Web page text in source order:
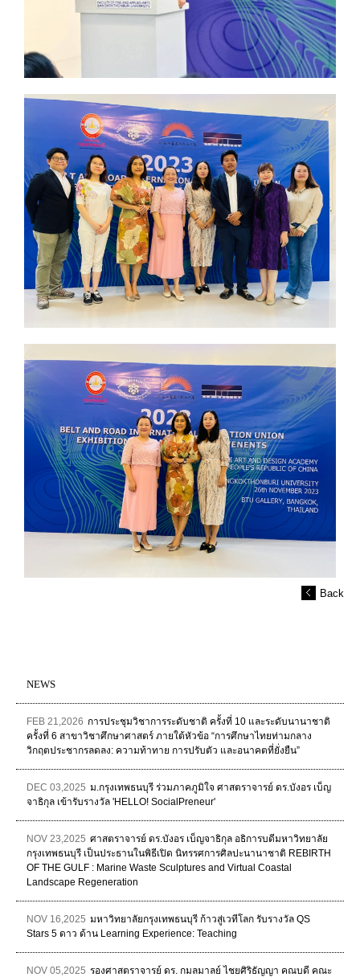
Back
NEWS
FEB 21,2026 การประชุมวิชาการระดับชาติ ครั้งที่ 10 และระดับนานาชาติ
ครั้งที่ 6 สาขาวิชาศึกษาศาสตร์ ภายใต้หัวข้อ “การศึกษาไทยท่ามกลาง
วิกฤตประชากรลดลง: ความท้าทาย การปรับตัว และอนาคตที่ยั่งยืน”
DEC 03,2025 ม.กรุงเทพธนบุรี ร่วมภาคภูมิใจ ศาสตราจารย์ ดร.บังอร เบ็ญ
จาธิกุล เข้ารับรางวัล 'HELLO! SocialPreneur'
NOV 23,2025 ศาสตราจารย์ ดร.บังอร เบ็ญจาธิกุล อธิการบดีมหาวิทยาลัย
กรุงเทพธนบุรี เป็นประธานในพิธีเปิด นิทรรศการศิลปะนานาชาติ REBIRTH
OF THE GULF : Marine Waste Sculptures and Virtual Coastal
Landscape Regeneration
NOV 16,2025 มหาวิทยาลัยกรุงเทพธนบุรี ก้าวสู่เวทีโลก รับรางวัล QS
Stars 5 ดาว ด้าน Learning Experience: Teaching
NOV 05,2025 รองศาสตราจารย์ ดร. กมลมาลย์ ไชยศิริธัญญา คณบดี คณะ